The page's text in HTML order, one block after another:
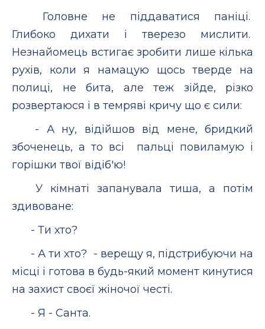
Головне не піддаватися паніці.
Глибоко дихати і тверезо мислити.
Незнайомець встигає зробити лише кілька
рухів, коли я намацую щось тверде на
полиці, не бита, але теж зійде, різко
розвертаюся і в темряві кричу що є сили:
- А ну, відійшов від мене, бридкий
збоченець, а то всі пальці повиламую і
горішки твої відіб'ю!
У кімнаті запанувала тиша, а потім
здивоване:
- Ти хто?
- А ти хто? - верещу я, підстрибуючи на
місці і готова в будь-який момент кинутися
на захист своєї жіночої честі.
- Я - Санта.